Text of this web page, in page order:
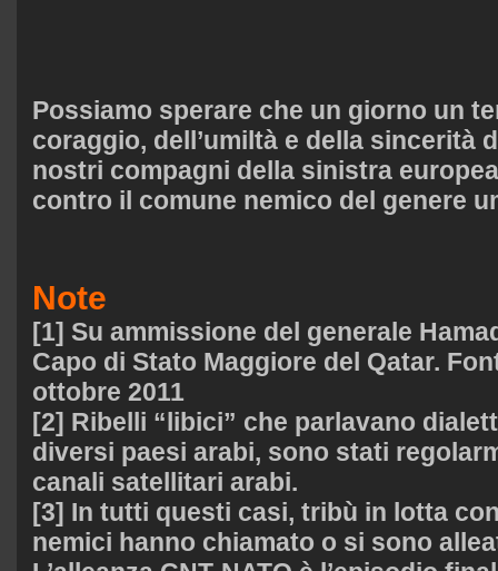
Possiamo sperare che un giorno un
coraggio, dell’umiltà e della sincerità
nostri compagni della sinistra
contro il comune nemico del genere
Note
[1] Su ammissione del generale
Capo di Stato Maggiore del Qatar.
ottobre 2011
[2] Ribelli “libici” che parlavano
diversi paesi arabi, sono stati
canali satellitari arabi.
[3] In tutti questi casi, tribù in lotta
nemici hanno chiamato o si sono